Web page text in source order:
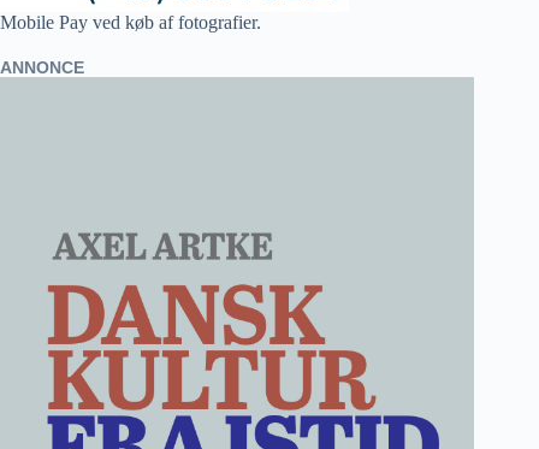
Mobile Pay ved køb af fotografier.
ANNONCE